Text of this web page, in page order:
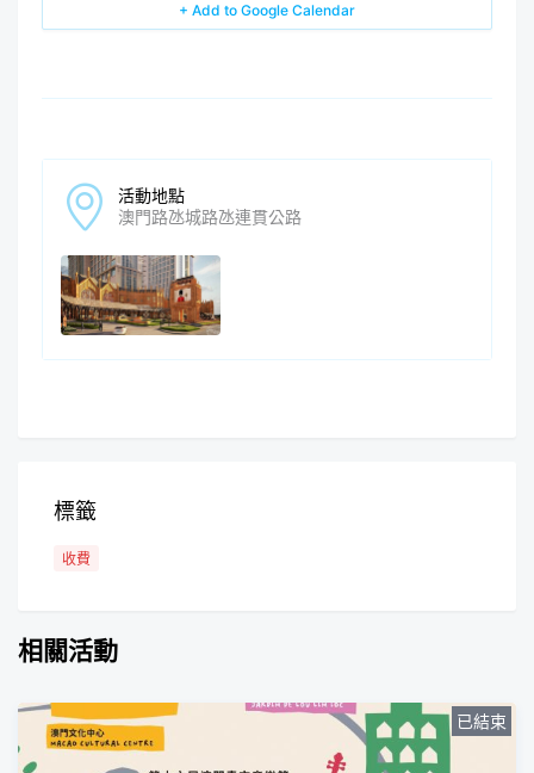
+ Add to Google Calendar
活動地點
澳門路氹城路氹連貫公路
標籤
收費
相關活動
已結束